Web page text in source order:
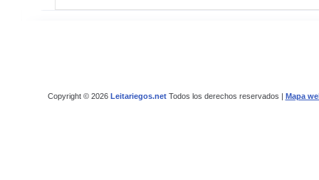
Copyright © 2026 Leitariegos.netTodos los derechos reservados | Mapa